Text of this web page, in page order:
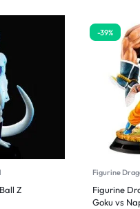
Z
-39%
Figurine
Figurine
Goku vs